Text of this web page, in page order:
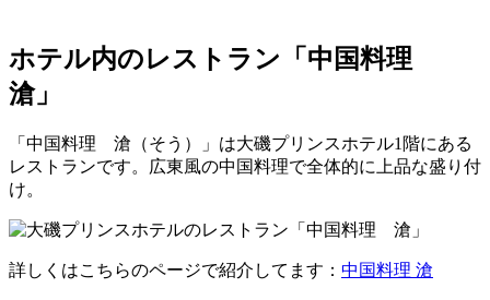
ホテル内のレストラン「中国料理
滄」
「中国料理 滄（そう）」は大磯プリンスホテル1階にある
レストランです。広東風の中国料理で全体的に上品な盛り付
け。
詳しくはこちらのページで紹介してます： 中国料理 滄